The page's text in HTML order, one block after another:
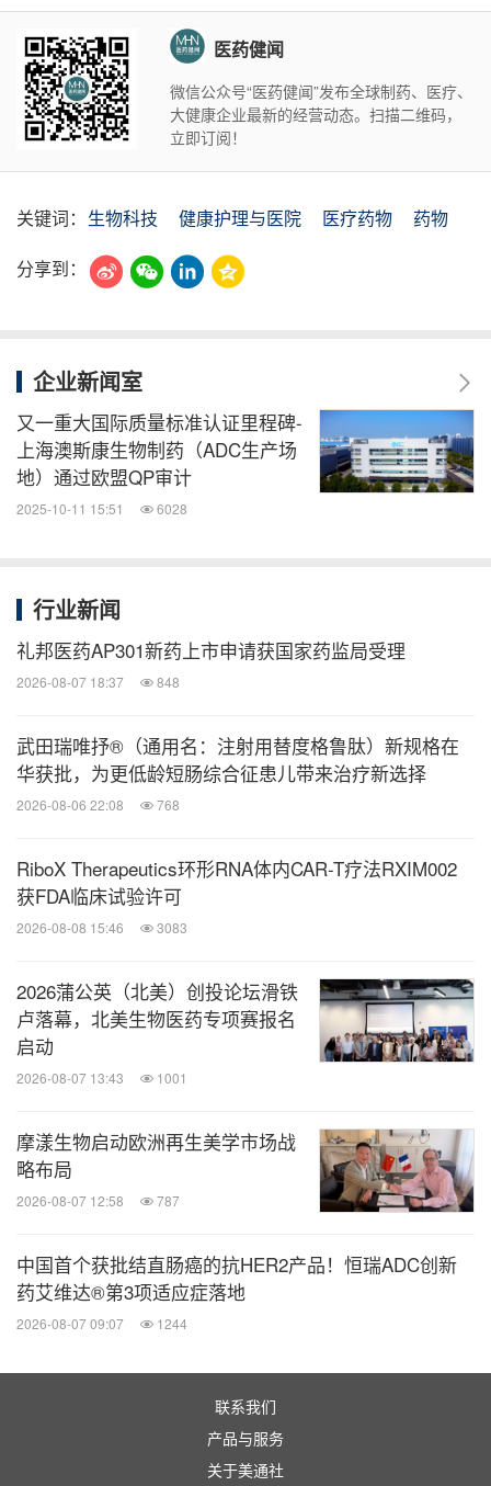
医药健闻
微信公众号“医药健闻”发布全球制药、医疗、
大健康企业最新的经营动态。扫描二维码，
立即订阅！
关键词： 生物科技 健康护理与医院 医疗药物
药物
分享到：
企业新闻室
又一重大国际质量标准认证里程碑-
上海澳斯康生物制药（ADC生产场
地）通过欧盟QP审计
2025-10-11 15:51 6028
行业新闻
礼邦医药AP301新药上市申请获国家药监局受理
2026-08-07 18:37 848
武田瑞唯抒®（通用名：注射用替度格鲁肽）新规格在
华获批，为更低龄短肠综合征患儿带来治疗新选择
2026-08-06 22:08 768
RiboX Therapeutics环形RNA体内CAR-T疗法RXIM002
获FDA临床试验许可
2026-08-08 15:46 3083
2026蒲公英（北美）创投论坛滑铁
卢落幕，北美生物医药专项赛报名
启动
2026-08-07 13:43 1001
摩漾生物启动欧洲再生美学市场战
略布局
2026-08-07 12:58 787
中国首个获批结直肠癌的抗HER2产品！恒瑞ADC创新
药艾维达®第3项适应症落地
2026-08-07 09:07 1244
联系我们
产品与服务
关于美通社